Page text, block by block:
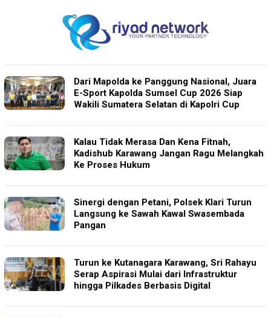
Dari Mapolda ke Panggung Nasional, Juara
E-Sport Kapolda Sumsel Cup 2026 Siap
Wakili Sumatera Selatan di Kapolri Cup
Kalau Tidak Merasa Dan Kena Fitnah,
Kadishub Karawang Jangan Ragu Melangkah
Ke Proses Hukum
Sinergi dengan Petani, Polsek Klari Turun
Langsung ke Sawah Kawal Swasembada
Pangan
Turun ke Kutanagara Karawang, Sri Rahayu
Serap Aspirasi Mulai dari Infrastruktur
hingga Pilkades Berbasis Digital